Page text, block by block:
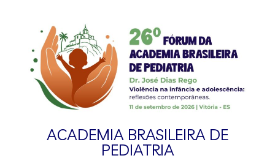
ACADEMIA BRASILEIRA DE
PEDIATRIA